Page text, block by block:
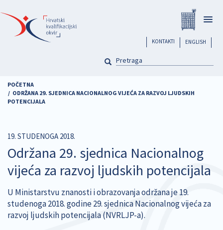
na
glavni
sadržaj
ENGLISH
header
KONTAKTI
PRETRAGA
POČETNA
ODRŽANA 29. SJEDNICA NACIONALNOG VIJEĆA ZA RAZVOJ LJUDSKIH
POTENCIJALA
19. STUDENOGA 2018.
Održana 29. sjednica Nacionalnog
vijeća za razvoj ljudskih potencijala
U Ministarstvu znanosti i obrazovanja održana je 19.
studenoga 2018. godine 29. sjednica Nacionalnog vijeća za
razvoj ljudskih potencijala (NVRLJP-a).